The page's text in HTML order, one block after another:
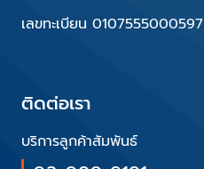
เลขทะเบียน 0107555000597
ติดต่อเรา
บริการลูกค้าสัมพันธ์